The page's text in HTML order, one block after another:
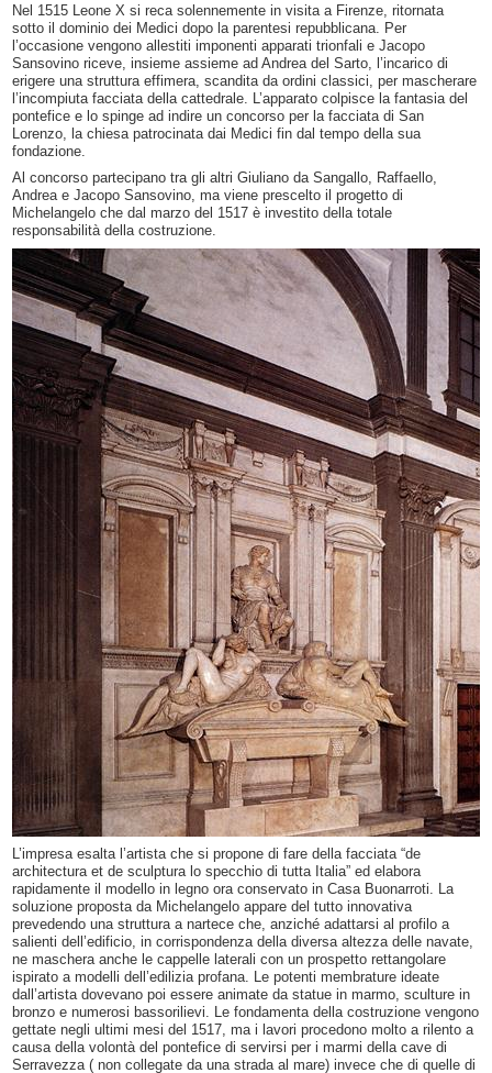
Nel 1515 Leone X si reca solennemente in visita a Firenze, ritornata
sotto il dominio dei Medici dopo la parentesi repubblicana. Per
l’occasione vengono allestiti imponenti apparati trionfali e Jacopo
Sansovino riceve, insieme assieme ad Andrea del Sarto, l’incarico di
erigere una struttura effimera, scandita da ordini classici, per mascherare
l’incompiuta facciata della cattedrale. L’apparato colpisce la fantasia del
pontefice e lo spinge ad indire un concorso per la facciata di San
Lorenzo, la chiesa patrocinata dai Medici fin dal tempo della sua
fondazione.
Al concorso partecipano tra gli altri Giuliano da Sangallo, Raffaello,
Andrea e Jacopo Sansovino, ma viene prescelto il progetto di
Michelangelo che dal marzo del 1517 è investito della totale
responsabilità della costruzione.
L’impresa esalta l’artista che si propone di fare della facciata “de
architectura et de sculptura lo specchio di tutta Italia” ed elabora
rapidamente il modello in legno ora conservato in Casa Buonarroti. La
soluzione proposta da Michelangelo appare del tutto innovativa
prevedendo una struttura a nartece che, anziché adattarsi al profilo a
salienti dell’edificio, in corrispondenza della diversa altezza delle navate,
ne maschera anche le cappelle laterali con un prospetto rettangolare
ispirato a modelli dell’edilizia profana. Le potenti membrature ideate
dall’artista dovevano poi essere animate da statue in marmo, sculture in
bronzo e numerosi bassorilievi. Le fondamenta della costruzione vengono
gettate negli ultimi mesi del 1517, ma i lavori procedono molto a rilento a
causa della volontà del pontefice di servirsi per i marmi della cave di
Serravezza ( non collegate da una strada al mare) invece che di quelle di